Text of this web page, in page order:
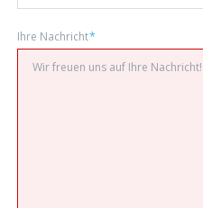
Pflichtfeld
Ihre Nachricht*